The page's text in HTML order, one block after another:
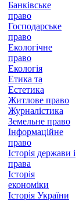
Банківське
право
Господарське
право
Екологічне
право
Екологія
Етика та
Естетика
Житлове право
Журналістика
Земельне право
Інформаційне
право
Історія держави і
права
Історія
економіки
Історія України